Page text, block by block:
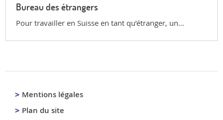
Bureau des étrangers
Pour travailler en Suisse en tant qu’étranger, un...
Mentions légales
Plan du site